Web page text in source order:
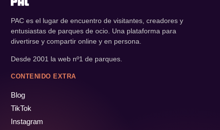
PAC es el lugar de encuentro de visitantes, creadores y
entusiastas de parques de ocio. Una plataforma para
divertirse y compartir online y en persona.
Desde 2001 la web nº1 de parques.
CONTENIDO EXTRA
Blog
TikTok
Instagram